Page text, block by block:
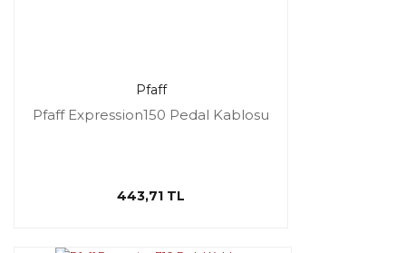
Pfaff
Pfaff Expression150 Pedal Kablosu
443,71 TL